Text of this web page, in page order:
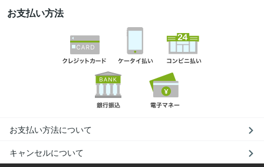
お支払い方法
お支払い方法について
キャンセルについて